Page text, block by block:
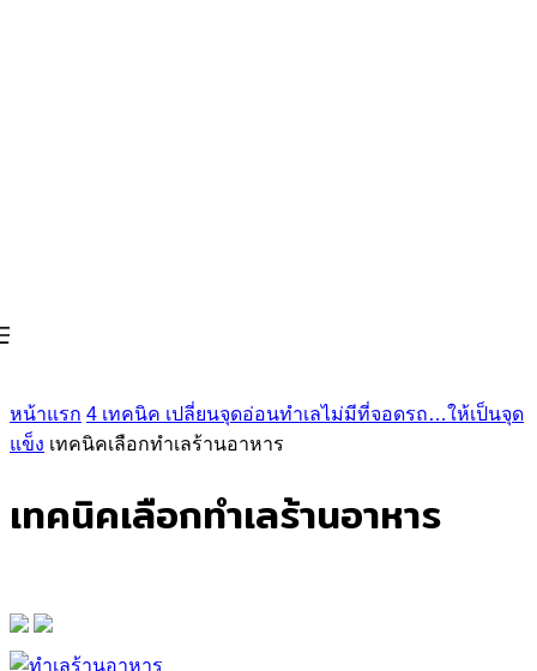
หน้าแรก 4 เทคนิค เปลี่ยนจุดอ่อนทำเลไม่มีที่จอดรถ…ให้เป็นจุด
แข็ง เทคนิคเลือกทำเลร้านอาหาร
เทคนิคเลือกทำเลร้านอาหาร